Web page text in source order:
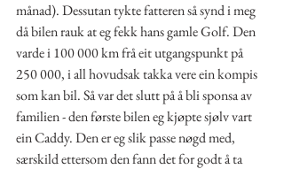
månad). Dessutan tykte fatteren så synd i meg
då bilen rauk at eg fekk hans gamle Golf. Den
varde i 100 000 km frå eit utgangspunkt på
250 000, i all hovudsak takka vere ein kompis
som kan bil. Så var det slutt på å bli sponsa av
familien - den første bilen eg kjøpte sjølv vart
ein Caddy. Den er eg slik passe nøgd med,
særskild ettersom den fann det for godt å ta